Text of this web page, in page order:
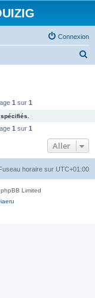
Connexion
c
e
1 sur 1
1 sur 1
Aller
horaire sur UTC+01:00
Limited